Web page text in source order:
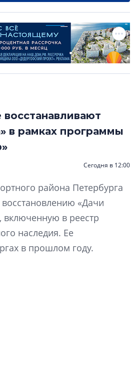
в рамках программы
Сегодня в 12:00
района Петербурга
«Дачи
включенную в реестр
наследия. Ее
в прошлом году.